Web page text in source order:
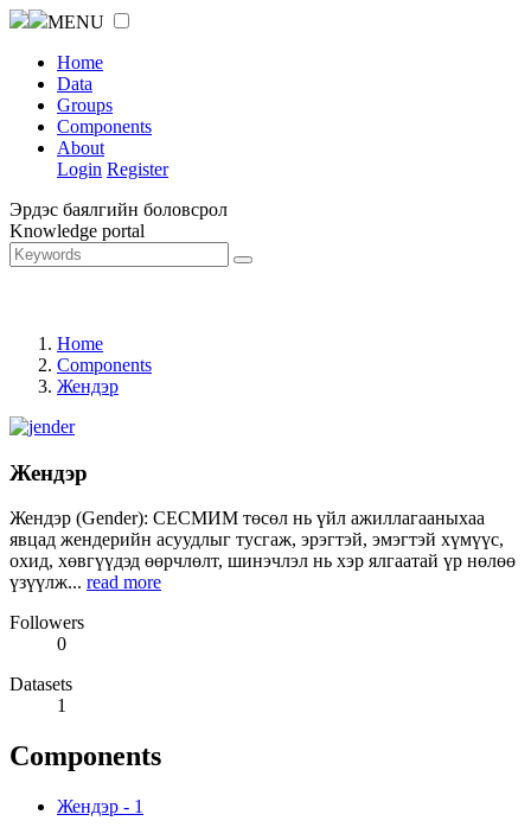
MENU
Home
Data
Groups
Components
About
Login Register
Эрдэс баялгийн боловсрол
Knowledge portal
Home
Components
Жендэр
Жендэр
Жендэр (Gender): СЕСМИМ төсөл нь үйл ажиллагааныхаа
явцад жендерийн асуудлыг тусгаж, эрэгтэй, эмэгтэй хүмүүс,
охид, хөвгүүдэд өөрчлөлт, шинэчлэл нь хэр ялгаатай үр нөлөө
үзүүлж... read more
Followers
0
Datasets
1
Components
Жендэр - 1